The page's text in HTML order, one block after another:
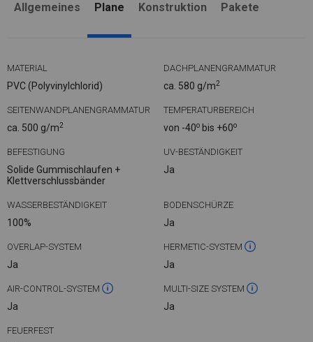
Allgemeines Plane Konstruktion Pakete
MATERIAL
PVC (Polyvinylchlorid)
DACHPLANENGRAMMATUR
ca. 580 g/m2
SEITENWANDPLANENGRAMMATUR
ca. 500 g/m2
TEMPERATURBEREICH
von -40o bis +60o
BEFESTIGUNG
Solide Gummischlaufen +
Klettverschlussbänder
UV-BESTÄNDIGKEIT
Ja
WASSERBESTÄNDIGKEIT
100%
BODENSCHÜRZE
Ja
OVERLAP-SYSTEM
Ja
HERMETIC-SYSTEM
Ja
AIR-CONTROL-SYSTEM
Ja
MULTI-SIZE SYSTEM
Ja
FEUERFEST